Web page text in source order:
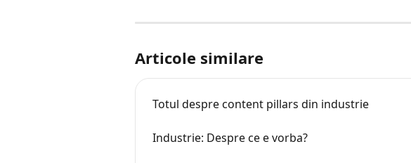
Articole similare
Totul despre content pillars din industrie
Industrie: Despre ce e vorba?